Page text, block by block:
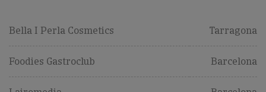
Bella I Perla Cosmetics Tarragona
Foodies Gastroclub Barcelona